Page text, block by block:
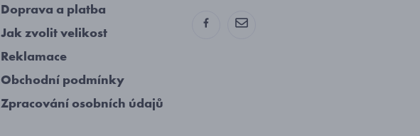
Doprava a platba
Jak zvolit velikost
Reklamace
Obchodní podmínky
Zpracování osobních údajů